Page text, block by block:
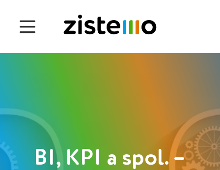
Správa projektu
Systém 360
CustomersBI, KPI a spol. –